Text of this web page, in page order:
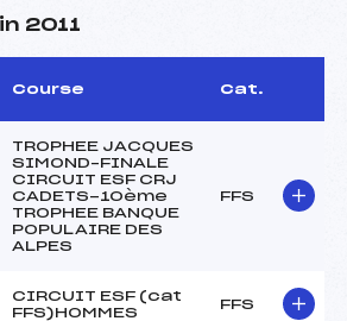
2011
Course Cat.
TROPHEE JACQUES
SIMOND–FINALE
CIRCUIT ESF CRJ
CADETS-10ème
TROPHEE BANQUE
POPULAIRE DES
ALPES
FFS
CIRCUIT ESF (cat
FFS)HOMMES
FFS